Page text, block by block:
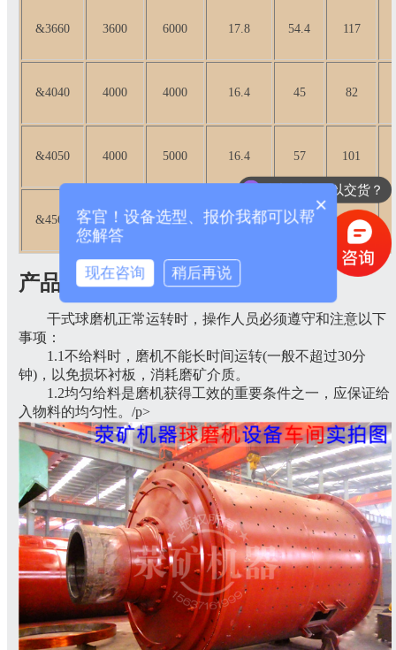
&3660 3600 6000 17.8 54.4 117
&4040 4000 4000 16.4 45 82
&4050 4000 5000 16.4 57 101
&4560 4500 6000 15.42 85 162
产品特点
干式球磨机正常运转时，操作人员必须遵守和注意以下
事项：
1.1不给料时，磨机不能长时间运转(一般不超过30分
钟)，以免损坏衬板，消耗磨矿介质。
1.2均匀给料是磨机获得工效的重要条件之一，应保证给
入物料的均匀性。/p>
多长时间可以交货？
×
客官！设备选型、报价我都可以帮
您解答
现在咨询 稍后再说